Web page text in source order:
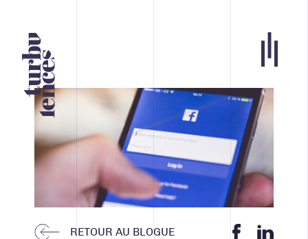
Portfolio
Agence
Carrières
Blogue
Contact
RETOUR AU BLOGUE